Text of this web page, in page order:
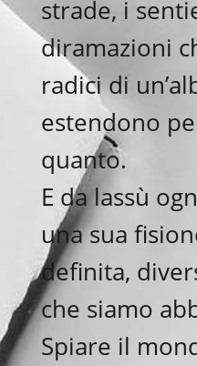
strade, i
diramazioni
radici di
estendono
quanto.
E da lassù
una sua
definita,
che siamo
Spiare il